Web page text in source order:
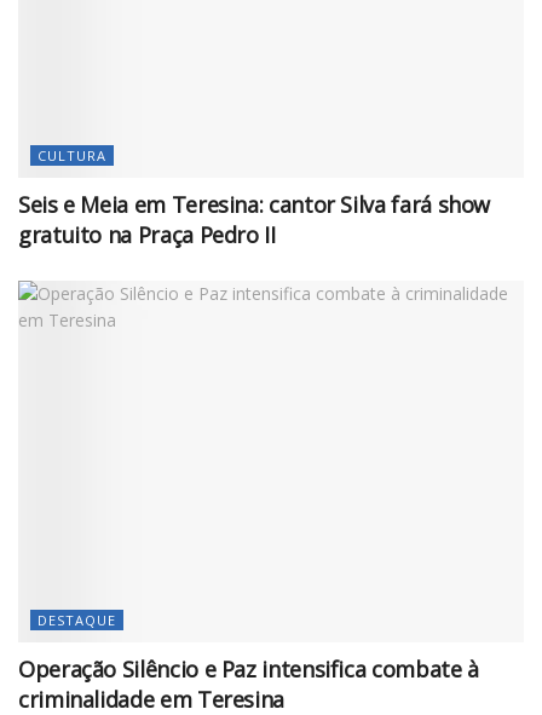
CULTURA
Seis e Meia em Teresina: cantor Silva fará show
gratuito na Praça Pedro II
DESTAQUE
Operação Silêncio e Paz intensifica combate à
criminalidade em Teresina